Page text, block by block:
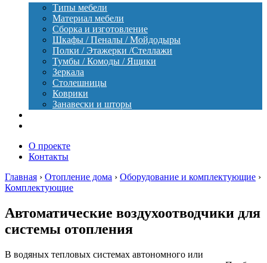
Типы мебели
Материал мебели
Сборка и изготовление
Шкафы / Пеналы / Мойдодыры
Полки / Этажерки /Стеллажи
Тумбы / Комоды / Ящики
Зеркала
Столешницы
Коврики
Занавески и шторы
О проекте
Контакты
Главная › Отопление дома › Оборудование и комплектующие ›
Комплектующие
Автоматические воздухоотводчики для
системы отопления
В водяных тепловых системах автономного или